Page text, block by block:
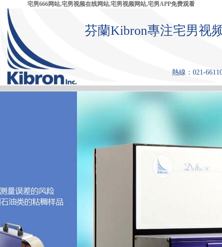
宅男666网站,宅男视频在线网站,宅男视频网站,宅男APP免费观看
芬蘭Kibron專注宅男视
熱線：021-
首 頁 產品中心 張力儀 宅